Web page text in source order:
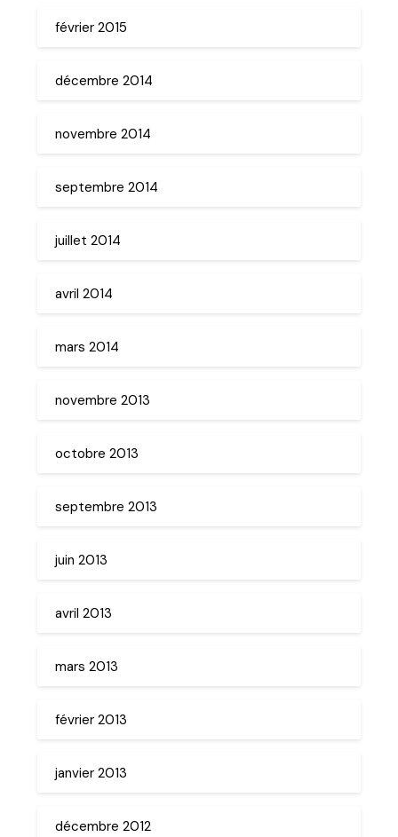
février 2015
décembre 2014
novembre 2014
septembre 2014
juillet 2014
avril 2014
mars 2014
novembre 2013
octobre 2013
septembre 2013
juin 2013
avril 2013
mars 2013
février 2013
janvier 2013
décembre 2012